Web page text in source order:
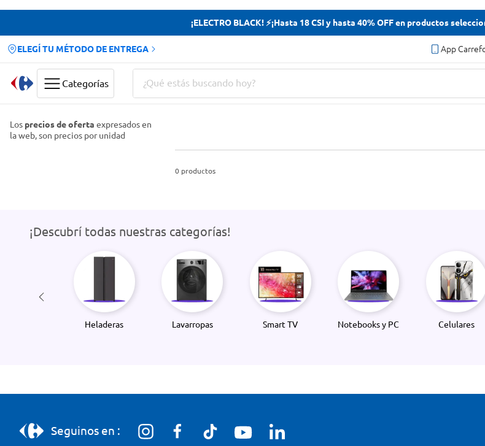
¡ELECTRO BLACK! ⚡¡Hasta 18 CSI y hasta 40% OFF en productos
ELEGÍ TU MÉTODO DE ENTREGA App
Categorías
¿Qué estás buscando hoy?
Los precios de oferta expresados en
la web, son precios por unidad
0 productos
¡Descubrí todas nuestras categorías!
Heladeras Lavarropas Smart TV Notebooks y PC Celulares
Seguinos en :
Términos más buscados
Yerba